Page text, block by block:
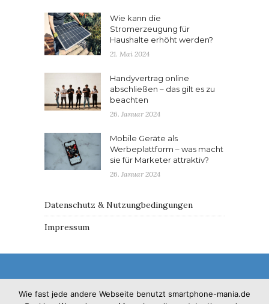
Wie kann die
Stromerzeugung für
Haushalte erhöht werden?
21. Mai 2024
Handyvertrag online
abschließen – das gilt es zu
beachten
26. Januar 2024
Mobile Geräte als
Werbeplattform – was macht
sie für Marketer attraktiv?
26. Januar 2024
Datenschutz & Nutzungbedingungen
Impressum
Wie fast jede andere Webseite benutzt smartphone-mania.de